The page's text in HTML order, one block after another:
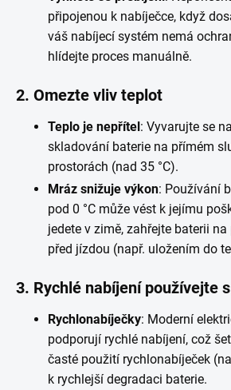
připojenou k nabíječce, když
váš nabíjecí systém nemá
hlídejte proces manuálně.
2. Omezte vliv teplot
Teplo je nepřítel: Vyvarujte se
skladování baterie na přímém
prostorách (nad 35 °C).
Mráz snižuje výkon: Používání
pod 0 °C může vést k jejímu
jedete v zimě, zahřejte baterii
před jízdou (např. uložením do
3. Rychlé nabíjení používejte
Rychlonabíječky: Moderní
podporují rychlé nabíjení, což
časté použití rychlonabíječek
k rychlejší degradaci baterie.